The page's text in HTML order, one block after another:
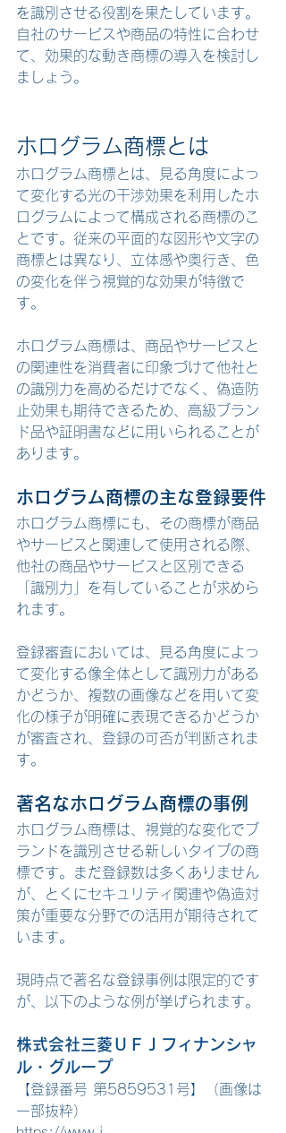
を識別させる役割を果たしています。
自社のサービスや商品の特性に合わせ
て、効果的な動き商標の導入を検討し
ましょう。
ホログラム商標とは
ホログラム商標とは、見る角度によっ
て変化する光の干渉効果を利用したホ
ログラムによって構成される商標のこ
とです。従来の平面的な図形や文字の
商標とは異なり、立体感や奥行き、色
の変化を伴う視覚的な効果が特徴で
す。
ホログラム商標は、商品やサービスと
の関連性を消費者に印象づけて他社と
の識別力を高めるだけでなく、偽造防
止効果も期待できるため、高級ブラン
ド品や証明書などに用いられることが
あります。
ホログラム商標の主な登録要件
ホログラム商標にも、その商標が商品
やサービスと関連して使用される際、
他社の商品やサービスと区別できる
「識別力」を有していることが求めら
れます。
登録審査においては、見る角度によっ
て変化する像全体として識別力がある
かどうか、複数の画像などを用いて変
化の様子が明確に表現できるかどうか
が審査され、登録の可否が判断されま
す。
著名なホログラム商標の事例
ホログラム商標は、視覚的な変化でブ
ランドを識別させる新しいタイプの商
標です。まだ登録数は多くありません
が、とくにセキュリティ関連や偽造対
策が重要な分野での活用が期待されて
います。
現時点で著名な登録事例は限定的です
が、以下のような例が挙げられます。
株式会社三菱ＵＦＪフィナンシャ
ル・グループ
【登録番号 第5859531号】（画像は
一部抜粋）